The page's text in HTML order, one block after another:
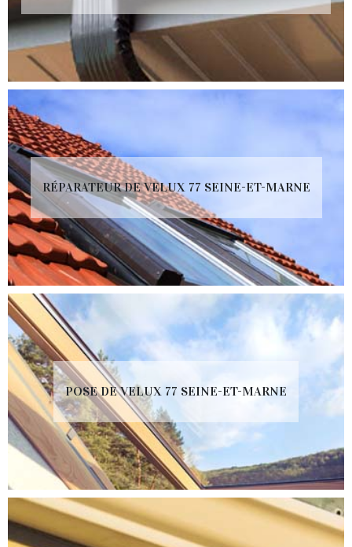
RÉPARATEUR DE VELUX 77 SEINE-ET-MARNE
POSE DE VELUX 77 SEINE-ET-MARNE